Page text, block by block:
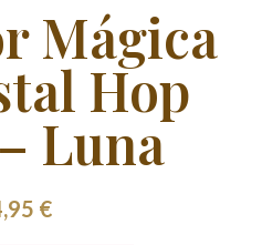
Mágica
Hop
Luna
€